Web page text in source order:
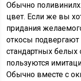
Обычно
цвет. Если же вы
придания
откосы
стандартных белых
пользуются
Обычно вместе с